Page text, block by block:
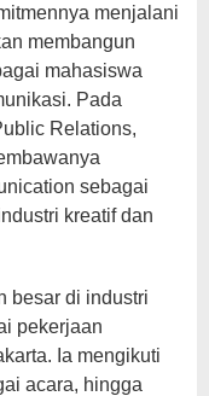
menjalani
membangun
mahasiswa
Pada
Relations,
sebagai
kreatif dan
besar di industri
pekerjaan
Ia mengikuti
acara, hingga